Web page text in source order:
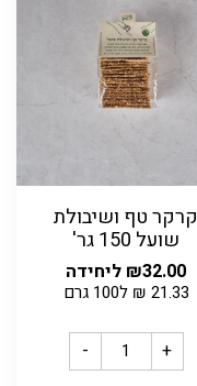
קרקר טף ושיבולת
שועל 150 גר'
₪32.00 ליחידה
21.33
₪ ל100 גרם
- +